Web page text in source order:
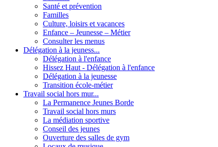
Santé et prévention
Familles
Culture, loisirs et vacances
Enfance – Jeunesse – Métier
Consulter les menus
Délégation à la jeuness...
Délégation à l'enfance
Hissez Haut - Délégation à l'enfance
Délégation à la jeunesse
Transition école-métier
Travail social hors mur...
La Permanence Jeunes Borde
Travail social hors murs
La médiation sportive
Conseil des jeunes
Ouverture des salles de gym